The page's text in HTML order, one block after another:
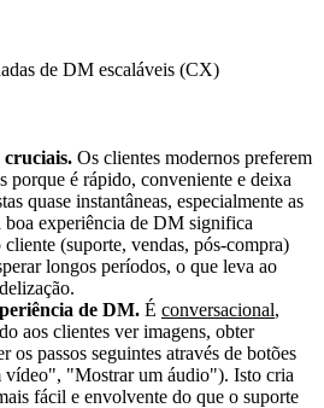
de DM escaláveis (CX)
cruciais. Os clientes modernos preferem
porque é rápido, conveniente e deixa
quase instantâneas, especialmente as
boa experiência de DM significa
cliente (suporte, vendas, pós-compra)
longos períodos, o que leva ao
de DM. É conversacional,
aos clientes ver imagens, obter
os passos seguintes através de botões
"Mostrar um áudio"). Isto cria
fácil e envolvente do que o suporte